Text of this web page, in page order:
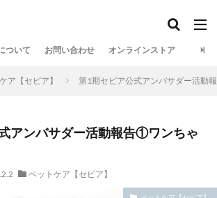
ついて お問い合わせ オンラインストア
ア【セピア】 第1期セピア公式アンバサダー活動
アンバサダー活動報告①ワンちゃ
ペットケア【セピア】